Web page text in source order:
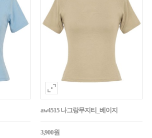
aw4515 나그랑무지티_베이지
3,900원